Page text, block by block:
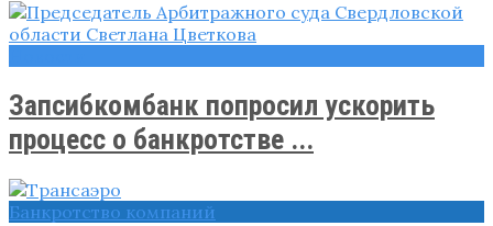
Запсибкомбанк попросил ускорить
процесс о банкротстве ...
Банкротство компаний